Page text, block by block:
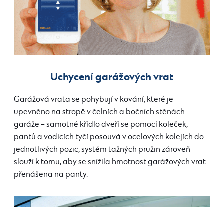
Uchycení garážových vrat
Garážová vrata se pohybují v kování, které je
upevněno na stropě v čelních a bočních stěnách
garáže – samotné křídlo dveří se pomocí koleček,
pantů a vodicích tyčí posouvá v ocelových kolejích do
jednotlivých pozic, systém tažných pružin zároveň
slouží k tomu, aby se snížila hmotnost garážových vrat
přenášena na panty.